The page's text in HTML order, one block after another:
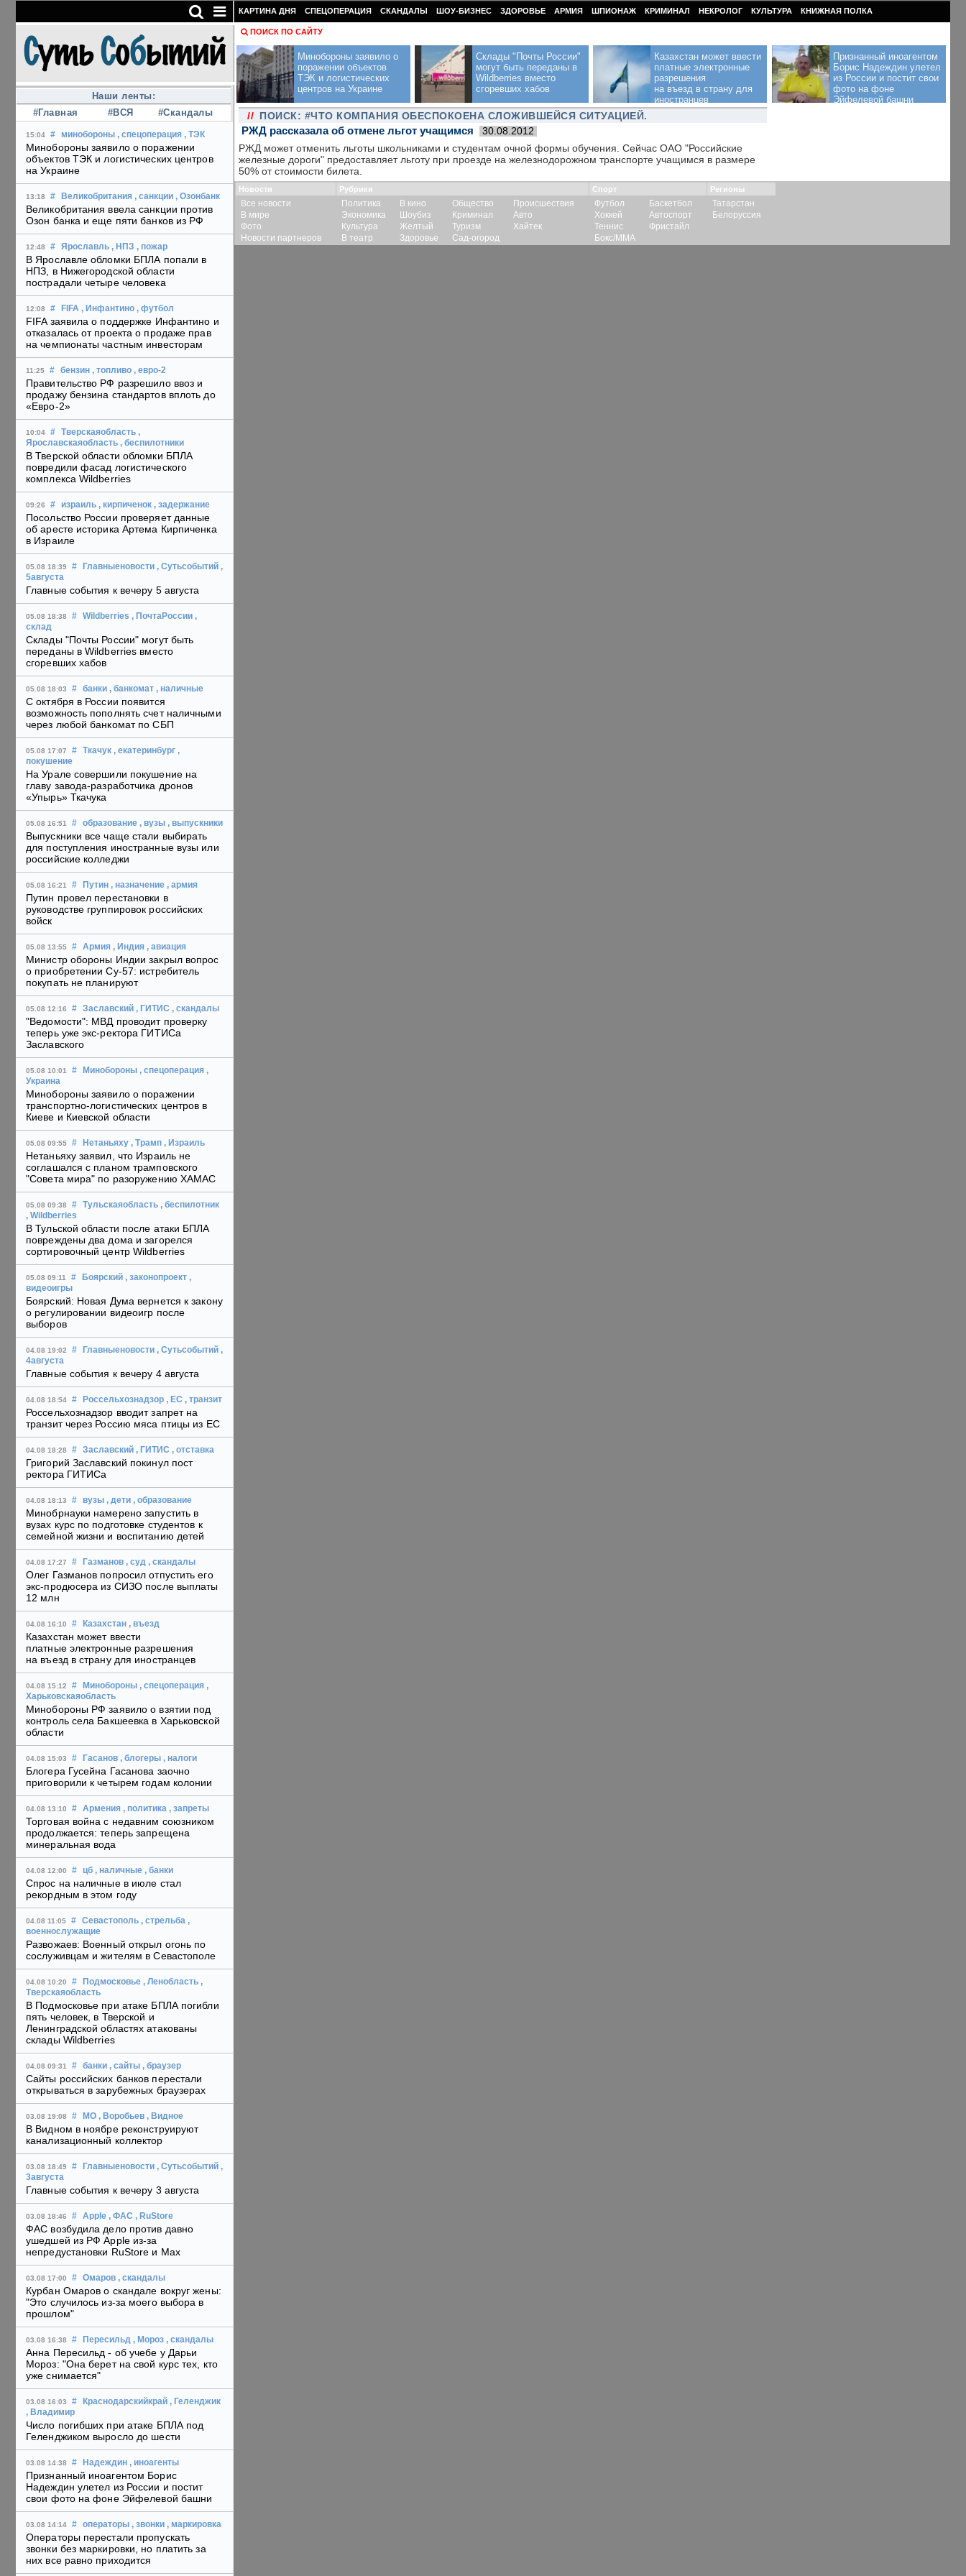
Наши ленты:
#Главная
#ВСЯ #Скандалы
15:04 # минобороны , спецоперация , ТЭК
Минобороны заявило о поражении
объектов ТЭК и логистических центров
на Украине
13:18 # Великобритания , санкции , Озонбанк
Великобритания ввела санкции против
Озон банка и еще пяти банков из РФ
12:48 # Ярославль , НПЗ , пожар
В Ярославле обломки БПЛА попали в
НПЗ, в Нижегородской области
пострадали четыре человека
12:08 # FIFA , Инфантино , футбол
FIFA заявила о поддержке Инфантино и
отказалась от проекта о продаже прав
на чемпионаты частным инвесторам
11:25 # бензин , топливо , евро-2
Правительство РФ разрешило ввоз и
продажу бензина стандартов вплоть до
«Евро-2»
10:04 # Тверскаяобласть ,
Ярославскаяобласть , беспилотники
В Тверской области обломки БПЛА
повредили фасад логистического
комплекса Wildberries
09:26 # израиль , кирпиченок , задержание
Посольство России проверяет данные
об аресте историка Артема Кирпиченка
в Израиле
05.08 18:39 # Главныеновости , Сутьсобытий ,
5августа
Главные события к вечеру 5 августа
05.08 18:38 # Wildberries , ПочтаРоссии ,
склад
Склады "Почты России" могут быть
переданы в Wildberries вместо
сгоревших хабов
05.08 18:03 # банки , банкомат , наличные
С октября в России появится
возможность пополнять счет наличными
через любой банкомат по СБП
05.08 17:07 # Ткачук , екатеринбург ,
покушение
На Урале совершили покушение на
главу завода-разработчика дронов
«Упырь» Ткачука
05.08 16:51 # образование , вузы , выпускники
Выпускники все чаще стали выбирать
для поступления иностранные вузы или
российские колледжи
05.08 16:21 # Путин , назначение , армия
Путин провел перестановки в
руководстве группировок российских
войск
05.08 13:55 # Армия , Индия , авиация
Министр обороны Индии закрыл вопрос
о приобретении Су-57: истребитель
покупать не планируют
05.08 12:16 # Заславский , ГИТИС , скандалы
"Ведомости": МВД проводит проверку
теперь уже экс-ректора ГИТИСа
Заславского
05.08 10:01 # Минобороны , спецоперация ,
Украина
Минобороны заявило о поражении
транспортно-логистических центров в
Киеве и Киевской области
05.08 09:55 # Нетаньяху , Трамп , Израиль
Нетаньяху заявил, что Израиль не
соглашался с планом трамповского
"Совета мира" по разоружению ХАМАС
05.08 09:38 # Тульскаяобласть , беспилотник
, Wildberries
В Тульской области после атаки БПЛА
повреждены два дома и загорелся
сортировочный центр Wildberries
05.08 09:11 # Боярский , законопроект ,
видеоигры
Боярский: Новая Дума вернется к закону
о регулировании видеоигр после
выборов
04.08 19:02 # Главныеновости , Сутьсобытий ,
4августа
Главные события к вечеру 4 августа
04.08 18:54 # Россельхознадзор , ЕС , транзит
Россельхознадзор вводит запрет на
транзит через Россию мяса птицы из ЕС
04.08 18:28 # Заславский , ГИТИС , отставка
Григорий Заславский покинул пост
ректора ГИТИСа
04.08 18:13 # вузы , дети , образование
Минобрнауки намерено запустить в
вузах курс по подготовке студентов к
семейной жизни и воспитанию детей
04.08 17:27 # Газманов , суд , скандалы
Олег Газманов попросил отпустить его
экс-продюсера из СИЗО после выплаты
12 млн
04.08 16:10 # Казахстан , въезд
Казахстан может ввести
платные электронные разрешения
на въезд в страну для иностранцев
04.08 15:12 # Минобороны , спецоперация ,
Харьковскаяобласть
Минобороны РФ заявило о взятии под
контроль села Бакшеевка в Харьковской
области
04.08 15:03 # Гасанов , блогеры , налоги
Блогера Гусейна Гасанова заочно
приговорили к четырем годам колонии
04.08 13:10 # Армения , политика , запреты
Торговая война с недавним союзником
продолжается: теперь запрещена
минеральная вода
04.08 12:00 # цб , наличные , банки
Спрос на наличные в июле стал
рекордным в этом году
04.08 11:05 # Севастополь , стрельба ,
военнослужащие
Развожаев: Военный открыл огонь по
сослуживцам и жителям в Севастополе
04.08 10:20 # Подмосковье , Ленобласть ,
Тверскаяобласть
В Подмосковье при атаке БПЛА погибли
пять человек, в Тверской и
Ленинградской областях атакованы
склады Wildberries
04.08 09:31 # банки , сайты , браузер
Сайты российских банков перестали
открываться в зарубежных браузерах
03.08 19:08 # МО , Воробьев , Видное
В Видном в ноябре реконструируют
канализационный коллектор
03.08 18:49 # Главныеновости , Сутьсобытий ,
3августа
Главные события к вечеру 3 августа
03.08 18:46 # Apple , ФАС , RuStore
ФАС возбудила дело против давно
ушедшей из РФ Apple из-за
непредустановки RuStore и Max
03.08 17:00 # Омаров , скандалы
Курбан Омаров о скандале вокруг жены:
"Это случилось из-за моего выбора в
прошлом"
03.08 16:38 # Пересильд , Мороз , скандалы
Анна Пересильд - об учебе у Дарьи
Мороз: "Она берет на свой курс тех, кто
уже снимается"
03.08 16:03 # Краснодарскийкрай , Геленджик
, Владимир
Число погибших при атаке БПЛА под
Геленджиком выросло до шести
03.08 14:38 # Надеждин , иноагенты
Признанный иноагентом Борис
Надеждин улетел из России и постит
свои фото на фоне Эйфелевой башни
03.08 14:14 # операторы , звонки , маркировка
Операторы перестали пропускать
звонки без маркировки, но платить за
них все равно приходится
КАРТИНА ДНЯ СПЕЦОПЕРАЦИЯ СКАНДАЛЫ ШОУ-БИЗНЕС ЗДОРОВЬЕ АРМИЯ ШПИОНАЖ КРИМИНАЛ НЕКРОЛОГ КУЛЬТУРА КНИЖНАЯ ПОЛКА
ПОИСК ПО САЙТУ
Минобороны заявило о
поражении объектов
ТЭК и логистических
центров на Украине
Склады "Почты России"
могут быть переданы в
Wildberries вместо
сгоревших хабов
Казахстан может ввести
платные электронные
разрешения
на въезд в страну для
иностранцев
Признанный иноагентом
Борис Надеждин улетел
из России и постит свои
фото на фоне
Эйфелевой башни
// ПОИСК: #ЧТО КОМПАНИЯ ОБЕСПОКОЕНА СЛОЖИВШЕЙСЯ СИТУАЦИЕЙ.
РЖД рассказала об отмене льгот учащимся 30.08.2012
РЖД может отменить льготы школьниками и студентам очной формы обучения. Сейчас ОАО "Российские
железные дороги" предоставляет льготу при проезде на железнодорожном транспорте учащимся в размере
50% от стоимости билета.
Новости
Все новости
В мире
Фото
Новости партнеров
Рубрики
Политика
Экономика
Культура
В театр
В кино
Шоубиз
Желтый
Здоровье
Общество
Криминал
Туризм
Сад-огород
Происшествия
Авто
Хайтек
Спорт
Футбол
Хоккей
Теннис
Бокс/ММА
Баскетбол
Автоспорт
Фристайл
Регионы
Татарстан
Белоруссия